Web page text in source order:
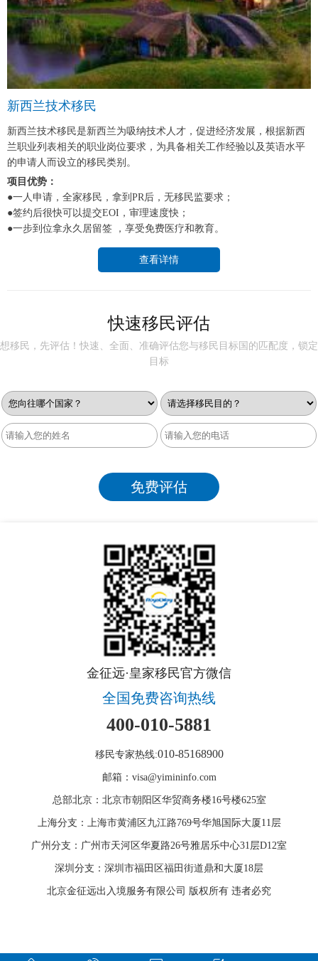
新西兰技术移民
新西兰技术移民是新西兰为吸纳技术人才，促进经济发展，根据新西
兰职业列表相关的职业岗位要求，为具备相关工作经验以及英语水平
的申请人而设立的移民类别。
项目优势：
●一人申请，全家移民，拿到PR后，无移民监要求；
●签约后很快可以提交EOI，审理速度快；
●一步到位拿永久居留签 ，享受免费医疗和教育。
查看详情
快速移民评估
想移民，先评估！快速、全面、准确评估您与移民目标国的匹配度，锁定
目标
金征远·皇家移民官方微信
全国免费咨询热线
400-010-5881
移民专家热线:010-85168900
邮箱：visa@yimininfo.com
总部北京：北京市朝阳区华贸商务楼16号楼625室
上海分支：上海市黄浦区九江路769号华旭国际大厦11层
广州分支：广州市天河区华夏路26号雅居乐中心31层D12室
深圳分支：深圳市福田区福田街道鼎和大厦18层
北京金征远出入境服务有限公司 版权所有 违者必究